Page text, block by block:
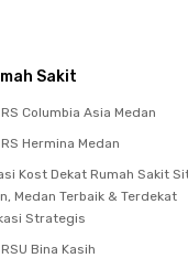
Sakit
Columbia Asia Medan
Hermina Medan
Kost Dekat Rumah Sakit
Medan Terbaik & Terdekat
Strategis
Bina Kasih